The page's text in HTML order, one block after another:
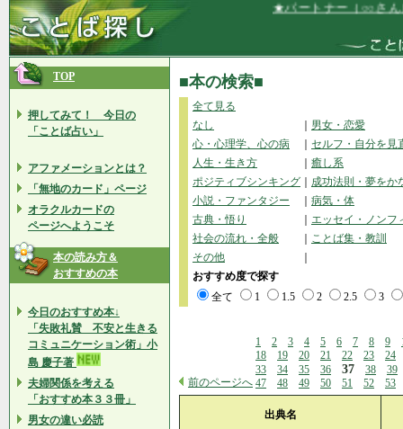
★パートナー（○○さん）は、
TOP
押してみて！ 今日の
「ことば占い」
アファメーションとは？
「無地のカード」ページ
オラクルカードの
ページへようこそ
本の読み方＆
おすすめの本
今日のおすすめ本↓
「失敗礼賛 不安と生きる
コミュニケーション術」小
島 慶子著
夫婦関係を考える
「おすすめ本３３冊」
男女の違い必読
■本の検索■
全て見る
なし
男女・恋愛
心・心理学、心の病
セルフ・自分を見
人生・生き方
癒し系
ポジティブシンキング
成功法則・夢をか
小説・ファンタジー
病気・体
古典・悟り
エッセイ・ノンフ
社会の流れ・全般
ことば集・教訓
その他
おすすめ度で探す
全て
1 1.5 2 2.5 3
前のページへ
1 2 3 4 5 6 7 8 9
18
19 20 21 22 23
24
33
34 35 36 37 38
39
47
48 49 50 51 52 53
出典名